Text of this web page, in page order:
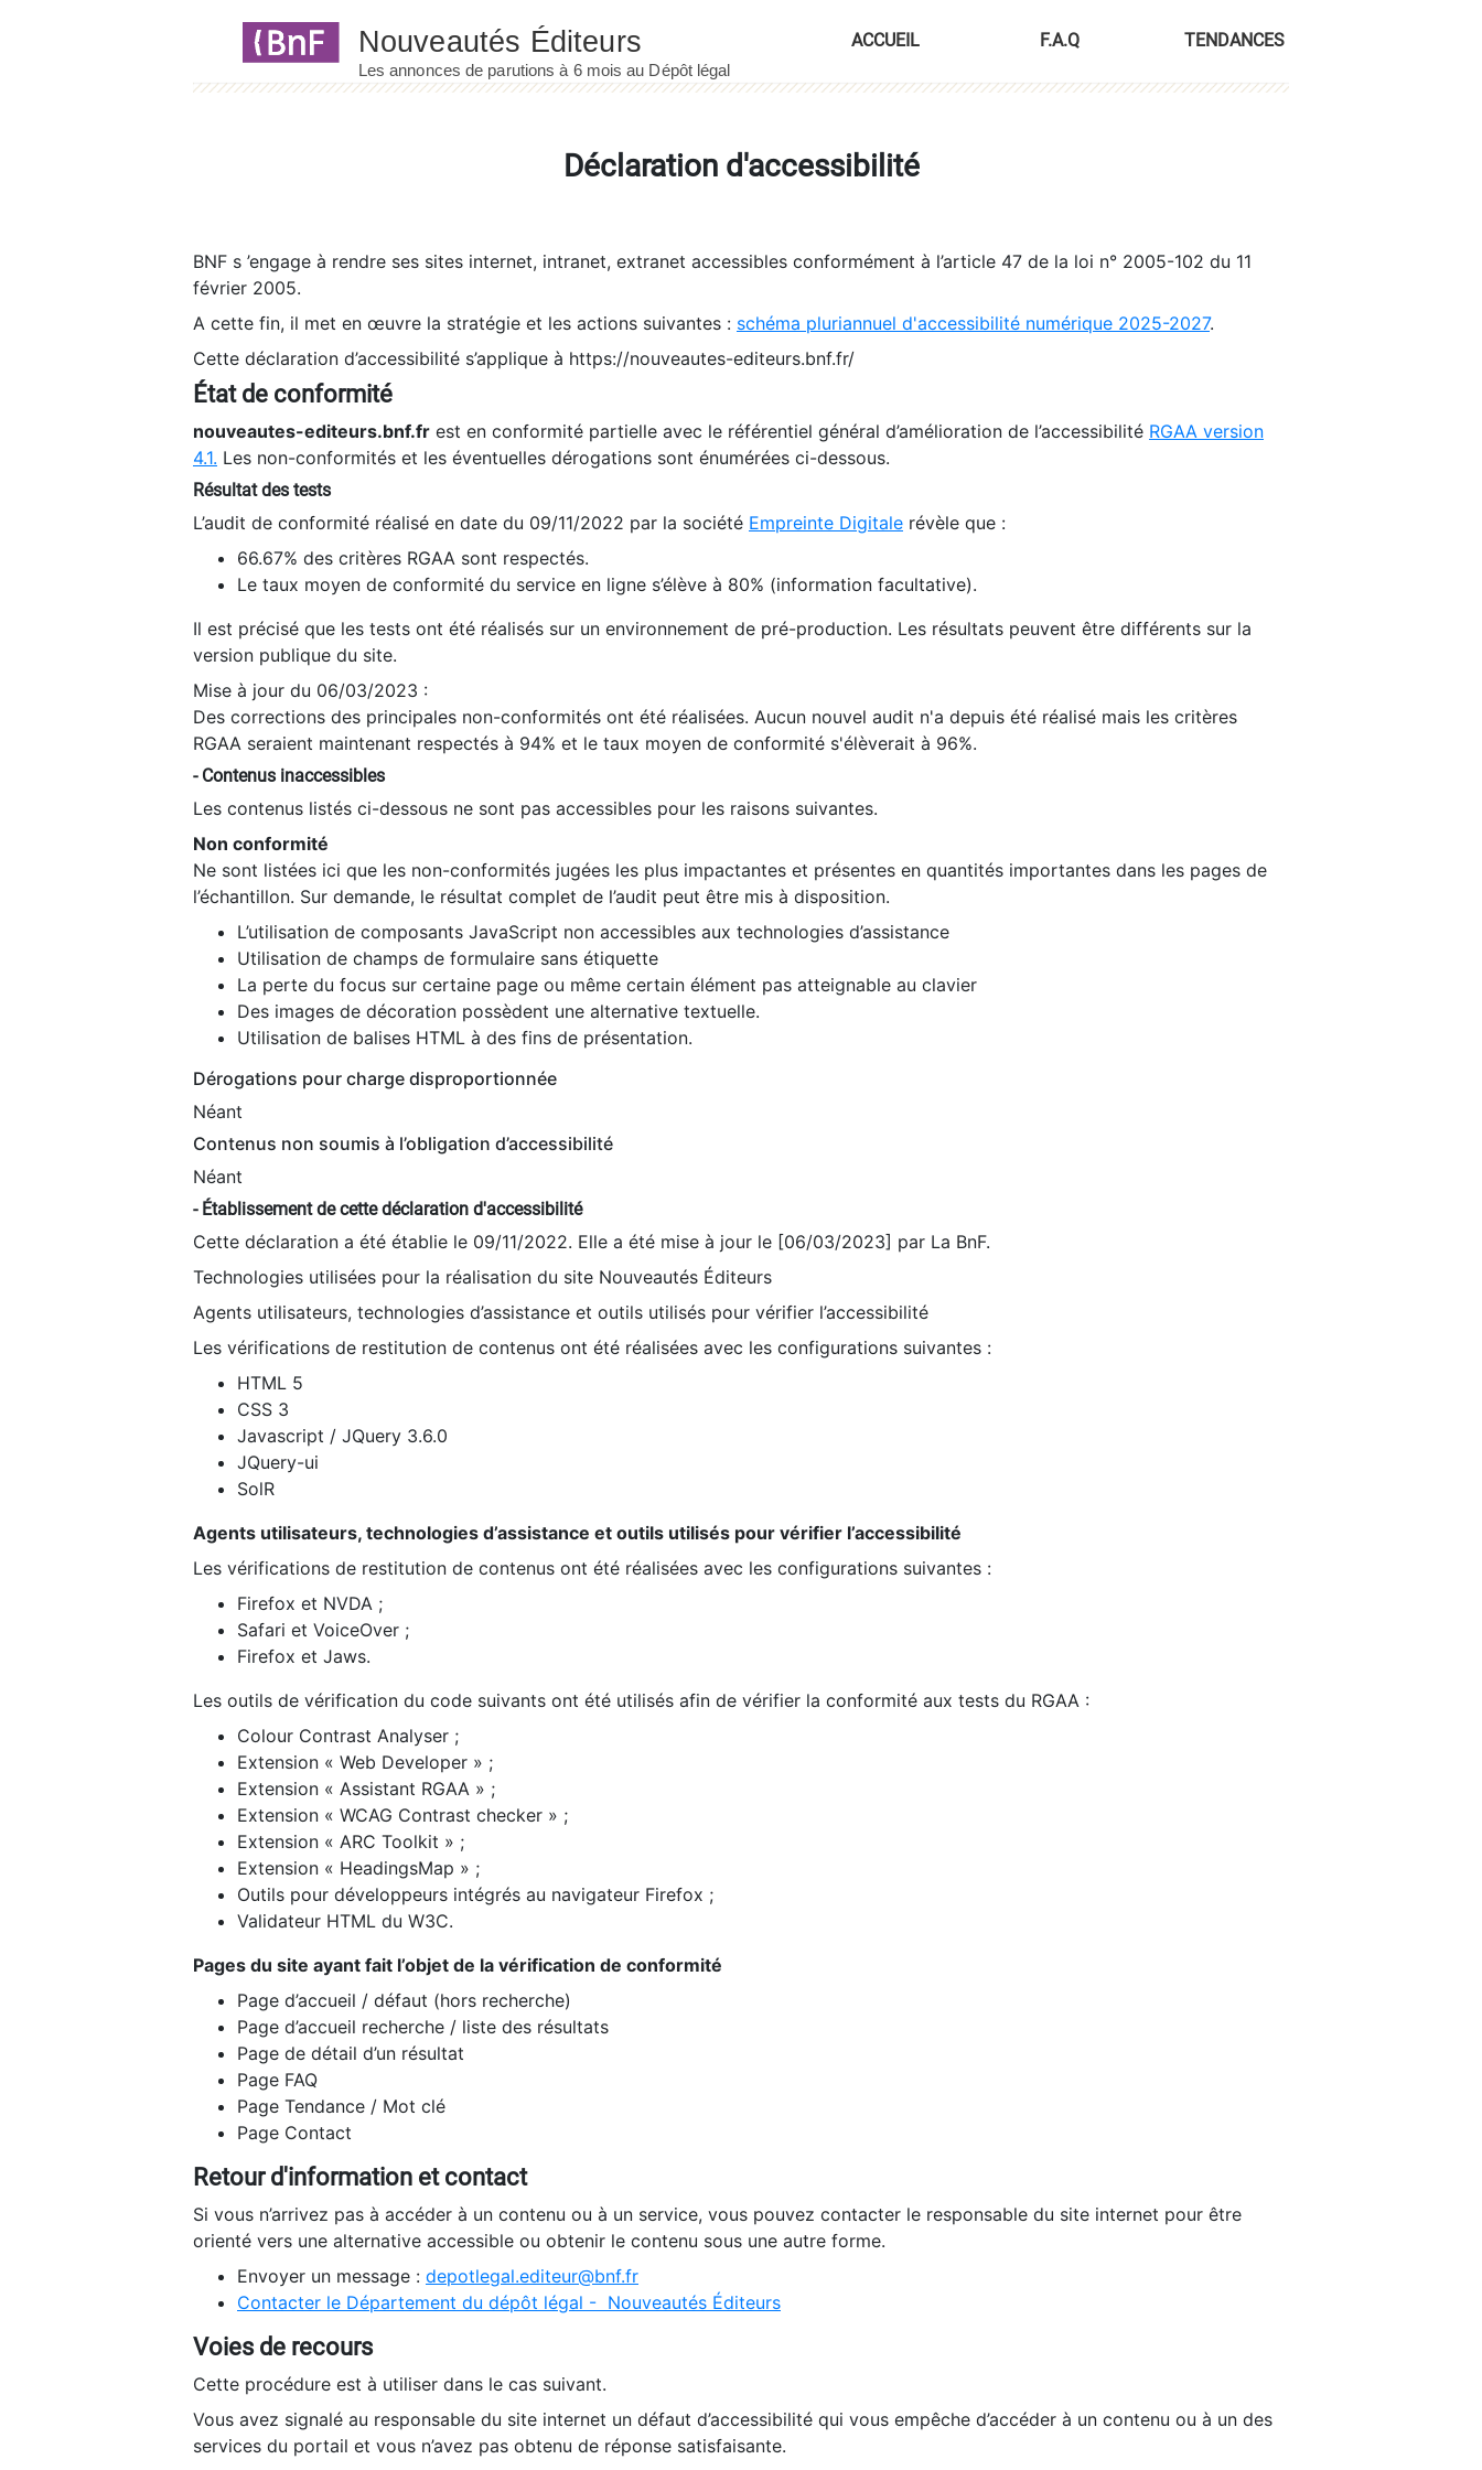
ACCUEIL F.A.Q TENDANCES
Déclaration d'accessibilité
BNF s ’engage à rendre ses sites internet, intranet, extranet accessibles conformément à l’article 47 de la loi n° 2005-102 du 11
février 2005.
A cette fin, il met en œuvre la stratégie et les actions suivantes : schéma pluriannuel d'accessibilité numérique 2025-2027.
Cette déclaration d’accessibilité s’applique à https://nouveautes-editeurs.bnf.fr/
État de conformité
nouveautes-editeurs.bnf.fr est en conformité partielle avec le référentiel général d’amélioration de l’accessibilité RGAA version
4.1. Les non-conformités et les éventuelles dérogations sont énumérées ci-dessous.
Résultat des tests
L’audit de conformité réalisé en date du 09/11/2022 par la société Empreinte Digitale révèle que :
66.67% des critères RGAA sont respectés.
Le taux moyen de conformité du service en ligne s’élève à 80% (information facultative).
Il est précisé que les tests ont été réalisés sur un environnement de pré-production. Les résultats peuvent être différents sur la
version publique du site.
Mise à jour du 06/03/2023 :
Des corrections des principales non-conformités ont été réalisées. Aucun nouvel audit n'a depuis été réalisé mais les critères
RGAA seraient maintenant respectés à 94% et le taux moyen de conformité s'élèverait à 96%.
- Contenus inaccessibles
Les contenus listés ci-dessous ne sont pas accessibles pour les raisons suivantes.
Non conformité
Ne sont listées ici que les non-conformités jugées les plus impactantes et présentes en quantités importantes dans les pages de
l’échantillon. Sur demande, le résultat complet de l’audit peut être mis à disposition.
L’utilisation de composants JavaScript non accessibles aux technologies d’assistance
Utilisation de champs de formulaire sans étiquette
La perte du focus sur certaine page ou même certain élément pas atteignable au clavier
Des images de décoration possèdent une alternative textuelle.
Utilisation de balises HTML à des fins de présentation.
Dérogations pour charge disproportionnée
Néant
Contenus non soumis à l’obligation d’accessibilité
Néant
- Établissement de cette déclaration d'accessibilité
Cette déclaration a été établie le 09/11/2022. Elle a été mise à jour le [06/03/2023] par La BnF.
Technologies utilisées pour la réalisation du site Nouveautés Éditeurs
Agents utilisateurs, technologies d’assistance et outils utilisés pour vérifier l’accessibilité
Les vérifications de restitution de contenus ont été réalisées avec les configurations suivantes :
HTML 5
CSS 3
Javascript / JQuery 3.6.0
JQuery-ui
SolR
Agents utilisateurs, technologies d’assistance et outils utilisés pour vérifier l’accessibilité
Les vérifications de restitution de contenus ont été réalisées avec les configurations suivantes :
Firefox et NVDA ;
Safari et VoiceOver ;
Firefox et Jaws.
Les outils de vérification du code suivants ont été utilisés afin de vérifier la conformité aux tests du RGAA :
Colour Contrast Analyser ;
Extension « Web Developer » ;
Extension « Assistant RGAA » ;
Extension « WCAG Contrast checker » ;
Extension « ARC Toolkit » ;
Extension « HeadingsMap » ;
Outils pour développeurs intégrés au navigateur Firefox ;
Validateur HTML du W3C.
Pages du site ayant fait l’objet de la vérification de conformité
Page d’accueil / défaut (hors recherche)
Page d’accueil recherche / liste des résultats
Page de détail d’un résultat
Page FAQ
Page Tendance / Mot clé
Page Contact
Retour d'information et contact
Si vous n’arrivez pas à accéder à un contenu ou à un service, vous pouvez contacter le responsable du site internet pour être
orienté vers une alternative accessible ou obtenir le contenu sous une autre forme.
Envoyer un message : depotlegal.editeur@bnf.fr
Contacter le Département du dépôt légal - Nouveautés Éditeurs
Voies de recours
Cette procédure est à utiliser dans le cas suivant.
Vous avez signalé au responsable du site internet un défaut d’accessibilité qui vous empêche d’accéder à un contenu ou à un des
services du portail et vous n’avez pas obtenu de réponse satisfaisante.